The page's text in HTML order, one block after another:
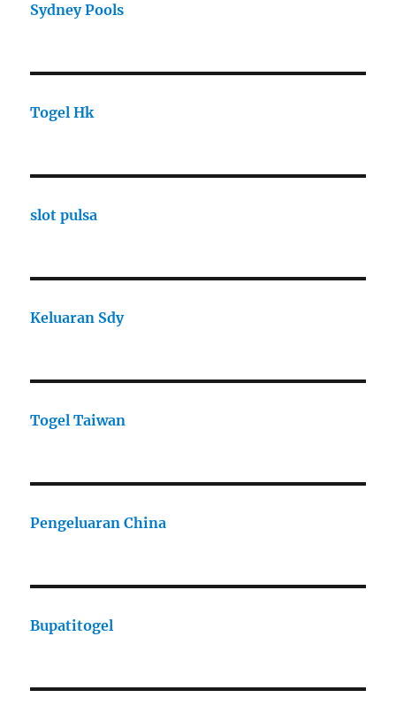
Sydney Pools
Togel Hk
slot pulsa
Keluaran Sdy
Togel Taiwan
Pengeluaran China
Bupatitogel